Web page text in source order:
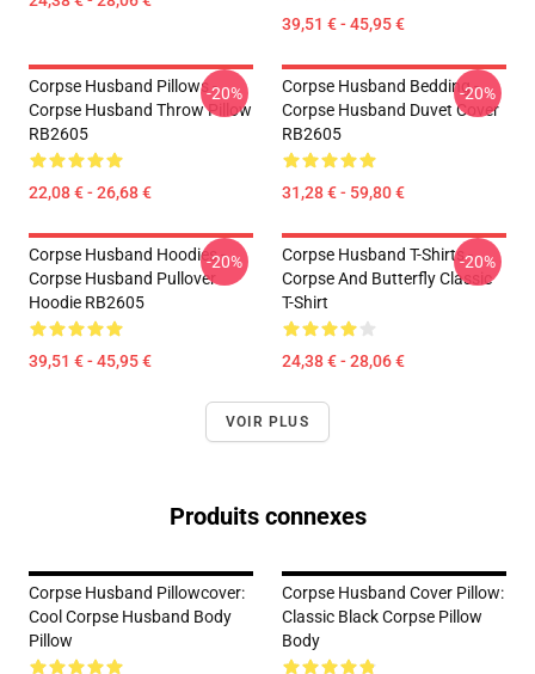
39,51 € - 45,95 €
Corpse Husband Pillows -
Corpse Husband Throw Pillow
RB2605
22,08 € - 26,68 €
-20%
Corpse Husband Bedding -
Corpse Husband Duvet Cover
RB2605
31,28 € - 59,80 €
-20%
Corpse Husband Hoodies -
Corpse Husband Pullover
Hoodie RB2605
39,51 € - 45,95 €
-20%
Corpse Husband T-Shirts -
Corpse And Butterfly Classic
T-Shirt
24,38 € - 28,06 €
-20%
VOIR PLUS
Produits connexes
Corpse Husband Pillowcover:
Cool Corpse Husband Body
Pillow
Corpse Husband Cover Pillow:
Classic Black Corpse Pillow
Body